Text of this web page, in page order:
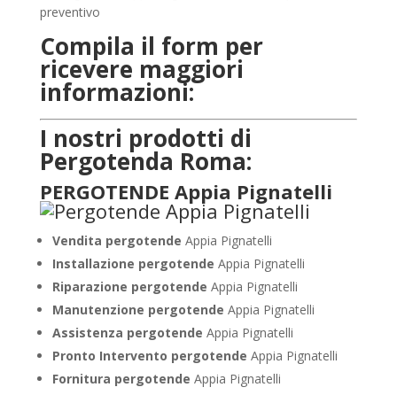
Compila il form per
ricevere maggiori
informazioni:
I nostri prodotti di
Pergotenda Roma:
PERGOTENDE Appia Pignatelli
Vendita pergotende Appia Pignatelli
Installazione pergotende Appia Pignatelli
Riparazione pergotende Appia Pignatelli
Manutenzione pergotende Appia Pignatelli
Assistenza pergotende Appia Pignatelli
Pronto Intervento pergotende Appia Pignatelli
Fornitura pergotende Appia Pignatelli